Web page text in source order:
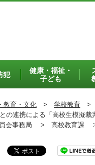
犯
健康・福祉・
子ども
教育・文化 > 学校教育 >
の連携による「高校生模擬裁
会事務局 > 高校教育課